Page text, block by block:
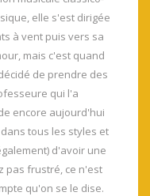
elle s'est dirigée
à vent puis vers sa
mais c'est quand
de prendre des
qui l'a
encore aujourd'hui
tous les styles et
d'avoir une
pas frustré, ce n'est
qu'on se le dise.